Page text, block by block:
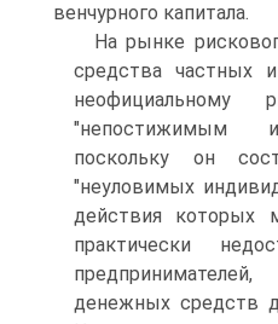
венчурного капитала.
На рынке
средства частных
"непостижимым
поскольку он
"неуловимых
действия которых
практически
денежных средств